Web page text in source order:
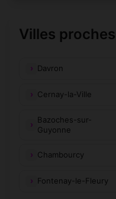
Villes
Davron
Cernay-la-Ville
Bazoches-sur-
Guyonne
Chambourcy
Fontenay-le-Fleury